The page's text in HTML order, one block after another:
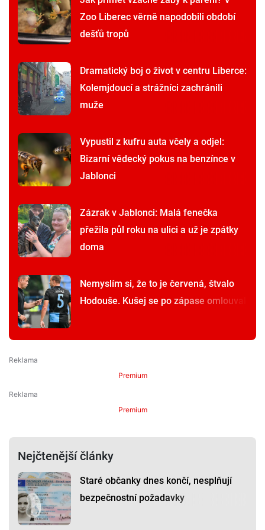
Zoo Liberec věrně napodobili období
dešťů tropů
Dramatický boj o život v centru Liberce:
Kolemjdoucí a strážníci zachránili
muže
Vypustil z kufru auta včely a odjel:
Bizarní vědecký pokus na benzínce v
Jablonci
Zázrak v Jablonci: Malá fenečka
přežila půl roku na ulici a už je zpátky
doma
Nemyslím si, že to je červená, štvalo
Hodouše. Kušej se po zápase omlouval
Premium
Premium
Nejčtenější články
Staré občanky dnes končí, nesplňují
bezpečnostní požadavky